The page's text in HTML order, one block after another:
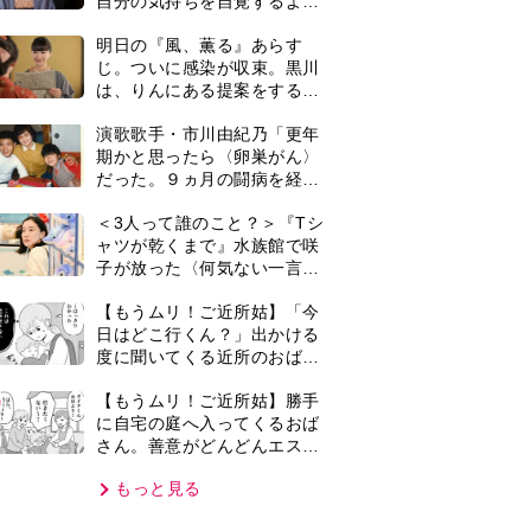
さん。善意がどんどんエスカ
もっと見る
部おすすめ